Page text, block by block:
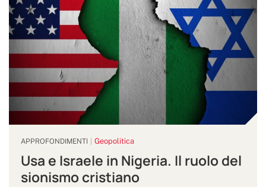
APPROFONDIMENTI Geopolitica
Usa e Israele in Nigeria. Il ruolo del
sionismo cristiano